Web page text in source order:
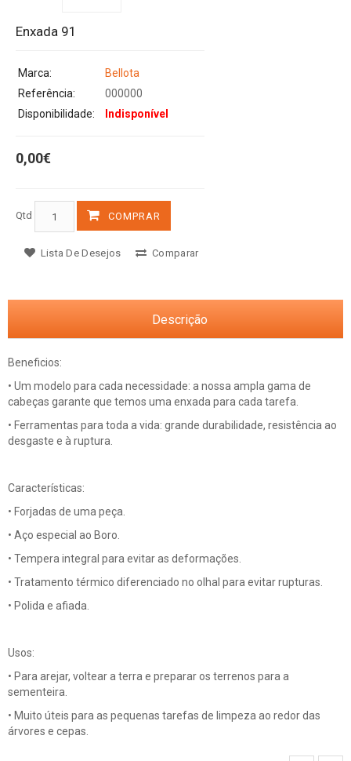
Enxada 91
Marca:
Bellota
Referência:
000000
Disponibilidade:
Indisponível
0,00€
Qtd COMPRAR
Lista De Desejos Comparar
Descrição
Beneficios:
• Um modelo para cada necessidade: a nossa ampla gama de
cabeças garante que temos uma enxada para cada tarefa.
• Ferramentas para toda a vida: grande durabilidade, resistência ao
desgaste e à ruptura.
Características:
• Forjadas de uma peça.
• Aço especial ao Boro.
• Tempera integral para evitar as deformações.
• Tratamento térmico diferenciado no olhal para evitar rupturas.
• Polida e afiada.
Usos:
• Para arejar, voltear a terra e preparar os terrenos para a
sementeira.
• Muito úteis para as pequenas tarefas de limpeza ao redor das
árvores e cepas.